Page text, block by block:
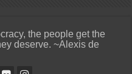
the people get the
deserve. ~Alexis de